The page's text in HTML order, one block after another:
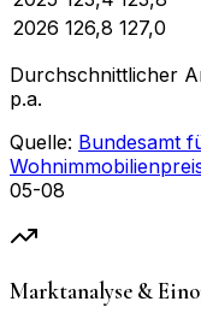
2026 126,8 127,0
Durchschnittlicher
p.a.
Quelle: Bundesamt
05-08
Marktanalyse &